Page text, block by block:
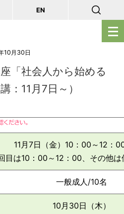
メ
ニ
ー
EN
10月30日
「社会人から始める
：11月7日～）
11月7日（金）10：00～12：
目は10：00～12：00、その他
一般成人/10名
10月30日（木）